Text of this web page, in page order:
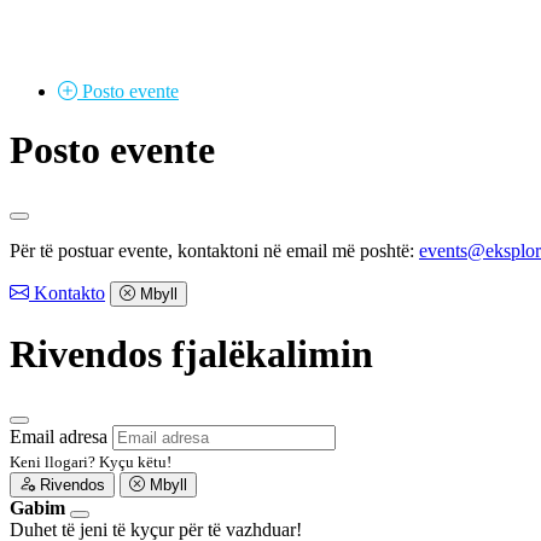
Posto evente
Posto evente
Për të postuar evente, kontaktoni në email më poshtë:
Kontakto Mbyll
Rivendos fjalëkalimin
Email adresa
Keni llogari? Kyçu këtu!
Rivendos
Mbyll
Gabim
Duhet të jeni të kyçur për të vazhduar!